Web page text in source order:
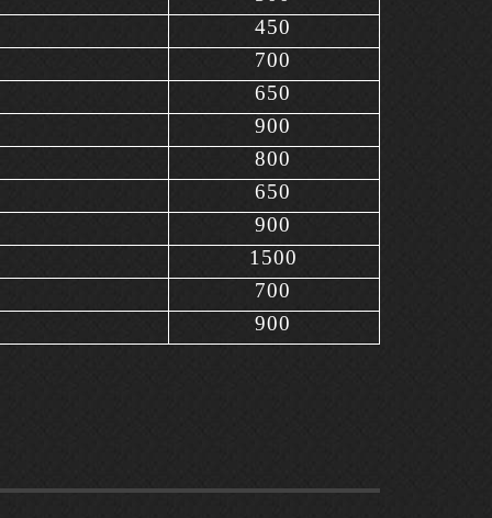
450
700
650
900
800
650
900
1500
700
900